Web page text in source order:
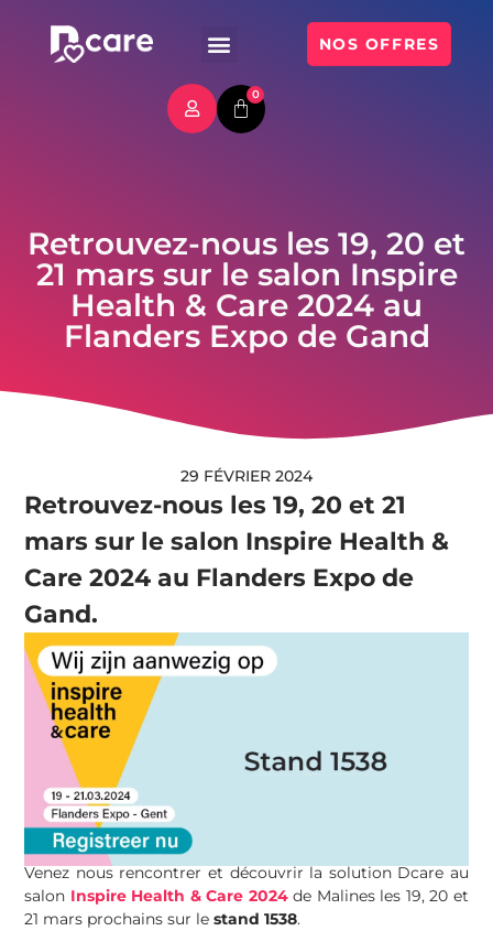
NOS OFFRES
0
Retrouvez-nous les 19, 20 et
21 mars sur le salon Inspire
Health & Care 2024 au
Flanders Expo de Gand
29 FÉVRIER 2024
Retrouvez-nous les 19, 20 et 21
mars sur le salon Inspire Health &
Care 2024 au Flanders Expo de
Gand.
Venez nous rencontrer et découvrir la solution Dcare au
salon Inspire Health & Care 2024de Malines les 19, 20 et
21 mars prochains sur lestand 1538.